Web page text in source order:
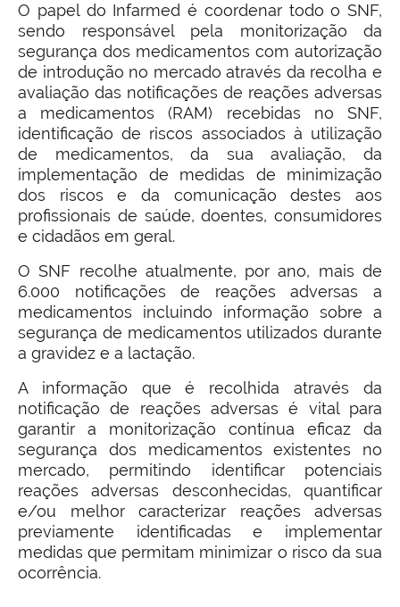
O papel do Infarmed é coordenar todo o SNF,
sendo responsável pela monitorização da
segurança dos medicamentos com autorização
de introdução no mercado através da recolha e
avaliação das notificações de reações adversas
a medicamentos (RAM) recebidas no SNF,
identificação de riscos associados à utilização
de medicamentos, da sua avaliação, da
implementação de medidas de minimização
dos riscos e da comunicação destes aos
profissionais de saúde, doentes, consumidores
e cidadãos em geral.
O SNF recolhe atualmente, por ano, mais de
6.000 notificações de reações adversas a
medicamentos incluindo informação sobre a
segurança de medicamentos utilizados durante
a gravidez e a lactação.
A informação que é recolhida através da
notificação de reações adversas é vital para
garantir a monitorização contínua eficaz da
segurança dos medicamentos existentes no
mercado, permitindo identificar potenciais
reações adversas desconhecidas, quantificar
e/ou melhor caracterizar reações adversas
previamente identificadas e implementar
medidas que permitam minimizar o risco da sua
ocorrência.